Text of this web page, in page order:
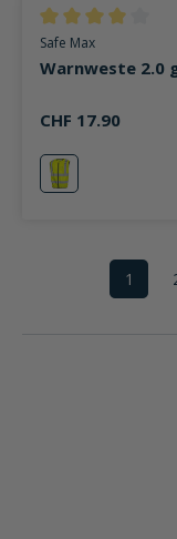
Durchschnittliche
Safe Max
Warnweste 2.0
CHF 17.90
gelb
Seite
1